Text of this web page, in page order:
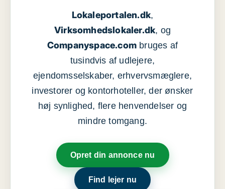
Lokaleportalen.dk,
Virksomhedslokaler.dk, og
Companyspace.com bruges af
tusindvis af udlejere,
ejendomsselskaber, erhvervsmæglere,
investorer og kontorhoteller, der ønsker
høj synlighed, flere henvendelser og
mindre tomgang.
Opret din annonce nu
Find lejer nu